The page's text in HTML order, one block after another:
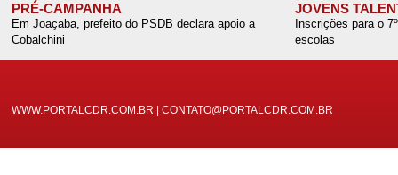
PRÉ-CAMPANHA
Em Joaçaba, prefeito do PSDB declara apoio a
Cobalchini
JOVENS
Inscrições para o
escolas
WWW.PORTALCDR.COM.BR | CONTATO@PORTALCDR.COM.BR